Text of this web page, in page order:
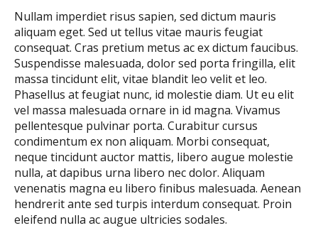
Nullam imperdiet risus sapien, sed dictum mauris
aliquam eget. Sed ut tellus vitae mauris feugiat
consequat. Cras pretium metus ac ex dictum faucibus.
Suspendisse malesuada, dolor sed porta fringilla, elit
massa tincidunt elit, vitae blandit leo velit et leo.
Phasellus at feugiat nunc, id molestie diam. Ut eu elit
vel massa malesuada ornare in id magna. Vivamus
pellentesque pulvinar porta. Curabitur cursus
condimentum ex non aliquam. Morbi consequat,
neque tincidunt auctor mattis, libero augue molestie
nulla, at dapibus urna libero nec dolor. Aliquam
venenatis magna eu libero finibus malesuada. Aenean
hendrerit ante sed turpis interdum consequat. Proin
eleifend nulla ac augue ultricies sodales.